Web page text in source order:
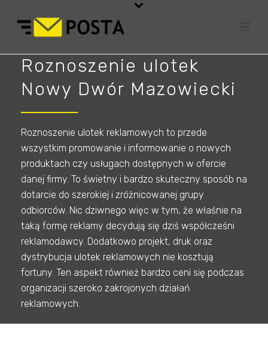
Roznoszenie ulotek
Nowy Dwór Mazowiecki
Roznoszenie ulotek reklamowych to przede
wszystkim promowanie i informowanie o nowych
produktach czy usługach dostępnych w ofercie
danej firmy. To świetny i bardzo skuteczny sposób na
dotarcie do szerokiej i zróżnicowanej grupy
odbiorców. Nic dziwnego więc w tym, że właśnie na
taką formę reklamy decydują się dziś współcześni
reklamodawcy. Dodatkowo projekt, druk oraz
dystrybucja ulotek reklamowych nie kosztują
fortuny. Ten aspekt również bardzo ceni się podczas
organizacji szeroko zakrojonych działań
reklamowych.